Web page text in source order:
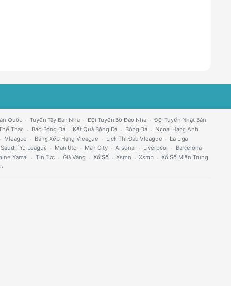
Quốc Tuyển Tây Ban Nha Đội Tuyển Bồ Đào Nha
Đội Tuyển Nhật Bản
Thao Báo Bóng Đá Kết Quả Bóng Đá Bóng Đá
Ngoại Hạng Anh
Vleague Bảng Xếp Hạng Vleague Lịch Thi Đấu Vleague
La Liga
Saudi Pro League Man Utd Man City Arsenal Liverpool
Barcelona
Yamal Tin Tức Giá Vàng Xổ Số Xsmn Xsmb
Xổ Số Miền Trung